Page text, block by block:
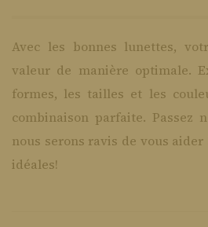
Avec les bonnes lunettes,
valeur de manière optimale.
formes, les tailles et les
combinaison parfaite. Passez
nous serons ravis de vous
idéales!